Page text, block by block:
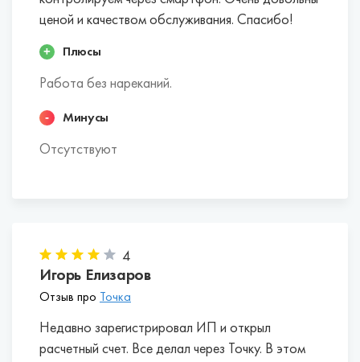
ценой и качеством обслуживания. Спасибо!
Плюсы
Работа без нареканий.
Минусы
Отсутствуют
4
Игорь Елизаров
Отзыв про Точка
Недавно зарегистрировал ИП и открыл
расчетный счет. Все делал через Точку. В этом